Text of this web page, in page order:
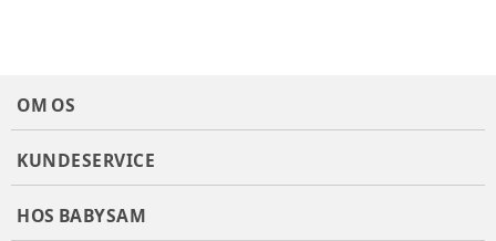
Tøj størrelse
Vandsøjletryk:20.000 mm
Åndbarhed:10.000 g/m2
Varenummer:378498
OM OS
KUNDESERVICE
HOS BABYSAM